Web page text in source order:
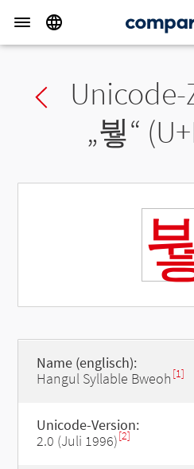
Previous char
„붷“
Name (englisch):
Hangul Syllable Bweoh [1]
Unicode-Version:
2.0 (Juli 1996)[2]